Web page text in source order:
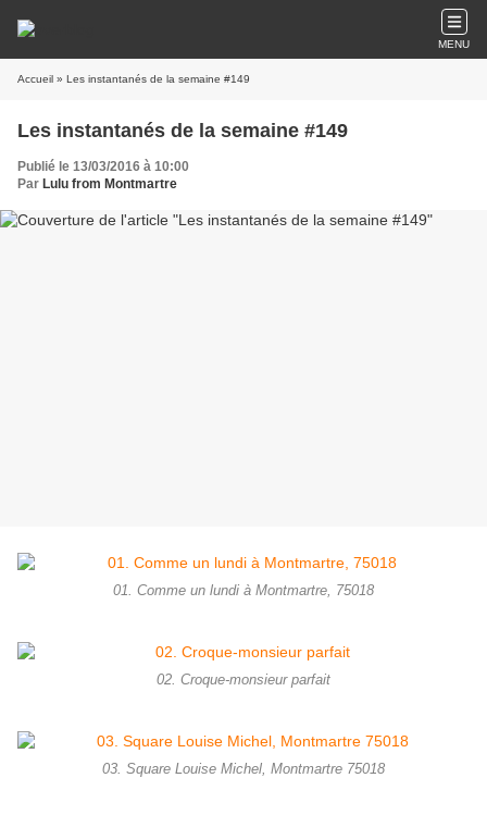
MENU
Accueil » Les instantanés de la semaine #149
Les instantanés de la semaine #149
Publié le 13/03/2016 à 10:00
Par Lulu from Montmartre
01. Comme un lundi à Montmartre, 75018
02. Croque-monsieur parfait
03. Square Louise Michel, Montmartre 75018